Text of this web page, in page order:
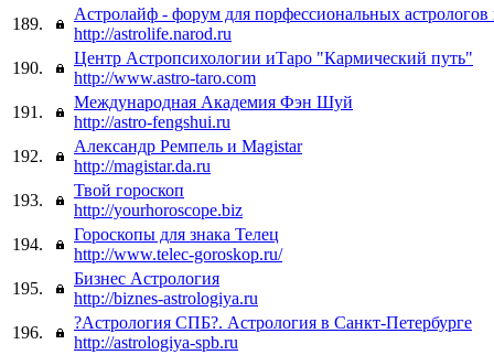
189.
Астролайф - форум для порфессиональных астрологов
http://astrolife.narod.ru
190.
Центр Астропсихологии иТаро "Кармический путь"
http://www.astro-taro.com
191.
Международная Академия Фэн Шуй
http://astro-fengshui.ru
192.
Александр Ремпель и Magistar
http://magistar.da.ru
193.
Твой гороскоп
http://yourhoroscope.biz
194.
Гороскопы для знака Телец
http://www.telec-goroskop.ru/
195.
Бизнес Астрология
http://biznes-astrologiya.ru
196.
?Астрология СПБ?. Астрология в Санкт-Петербурге
http://astrologiya-spb.ru